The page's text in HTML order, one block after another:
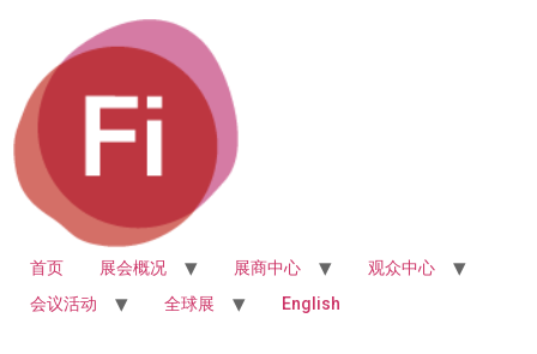
首页 展会概况 展商中心
观众中心
会议活动
全球展 English